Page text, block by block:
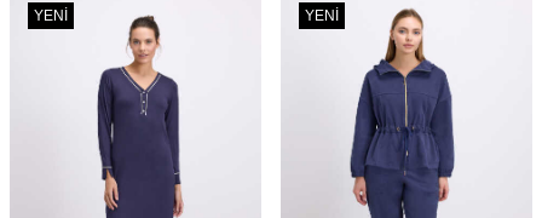
YENI YENI